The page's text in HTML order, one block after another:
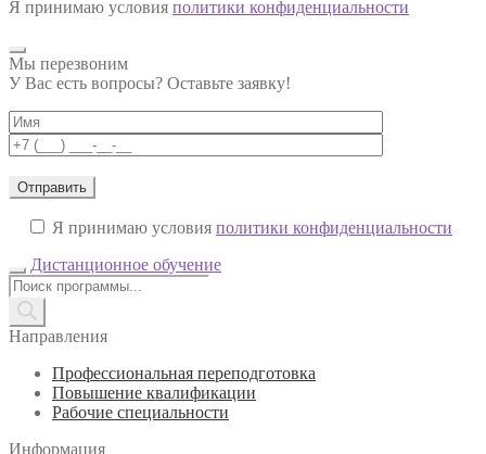
Я принимаю условия политики конфиденциальности
Мы перезвоним
У Вас есть вопросы? Оставьте заявку!
Я принимаю условия политики конфиденциальности
Дистанционное обучение
Поиск
товаров
Направления
Профессиональная переподготовка
Повышение квалификации
Рабочие специальности
Информация